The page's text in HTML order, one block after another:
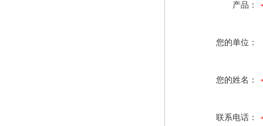
产品：
您的单位：
您的姓名：
联系电话：